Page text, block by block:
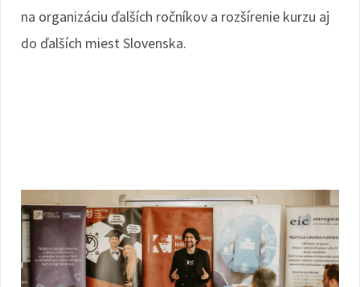
na organizáciu ďalších ročníkov a rozšírenie kurzu aj
do ďalších miest Slovenska.